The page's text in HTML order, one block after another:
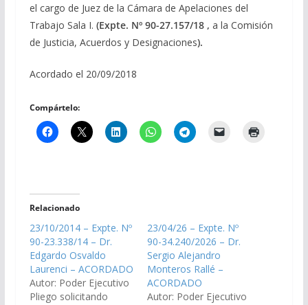
el cargo de Juez de la Cámara de Apelaciones del
Trabajo Sala I. (Expte. Nº 90-27.157/18 , a la Comisión
de Justicia, Acuerdos y Designaciones).
Acordado el 20/09/2018
Compártelo:
Relacionado
23/10/2014 – Expte. Nº
90-23.338/14 – Dr.
Edgardo Osvaldo
Laurenci – ACORDADO
Autor: Poder Ejecutivo
Pliego solicitando
23/04/26 – Expte. Nº
90-34.240/2026 – Dr.
Sergio Alejandro
Monteros Rallé –
ACORDADO
Autor: Poder Ejecutivo